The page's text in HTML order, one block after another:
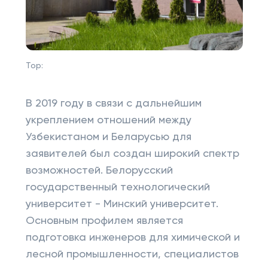
Top:
В 2019 году в связи с дальнейшим
укреплением отношений между
Узбекистаном и Беларусью для
заявителей был создан широкий спектр
возможностей. Белорусский
государственный технологический
университет - Минский университет.
Основным профилем является
подготовка инженеров для химической и
лесной промышленности, специалистов